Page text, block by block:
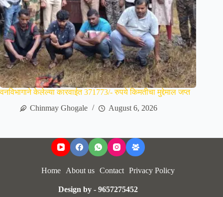
वनविभागाने केलेल्या कारवाईत 371773/- रुपये किमतीचा मुद्देमाल जप्त
Chinmay Ghogale
August 6, 2026
Home About us Contact Privacy Policy
Design by - 9657275452